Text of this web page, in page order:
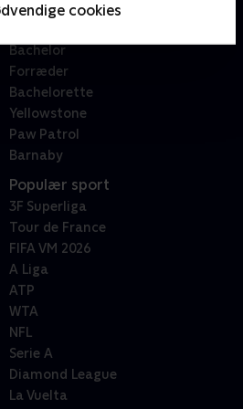
cookies
Sygeplejeskolen
Bachelor
Forræder
Bachelorette
Yellowstone
Paw Patrol
Barnaby
Populær sport
3F Superliga
Tour de France
FIFA VM 2026
A Liga
ATP
WTA
NFL
Serie A
Diamond League
La Vuelta